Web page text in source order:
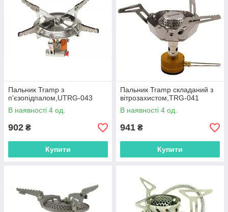
Пальник Tramp з
п'єзопідпалом,UTRG-043
В наявності 4 од.
902 ₴
Купити
Пальник Tramp складаний з
вітрозахистом,TRG-041
В наявності 4 од.
941 ₴
Купити